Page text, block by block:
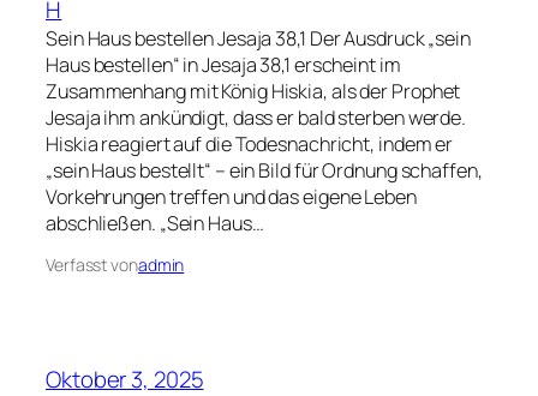
H
Sein Haus bestellen Jesaja 38,1 Der Ausdruck „sein
Haus bestellen“ in Jesaja 38,1 erscheint im
Zusammenhang mit König Hiskia, als der Prophet
Jesaja ihm ankündigt, dass er bald sterben werde.
Hiskia reagiert auf die Todesnachricht, indem er
„sein Haus bestellt“ – ein Bild für Ordnung schaffen,
Vorkehrungen treffen und das eigene Leben
abschließen. „Sein Haus…
Verfasst vonadmin
Oktober 3, 2025